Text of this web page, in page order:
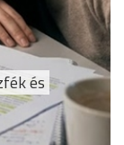
és